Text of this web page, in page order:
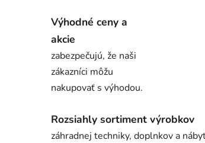
Výhodné ceny a
akcie
zabezpečujú, že naši
zákazníci môžu
nakupovať s výhodou.
Rozsiahly sortiment výrobkov
záhradnej techniky, doplnkov a